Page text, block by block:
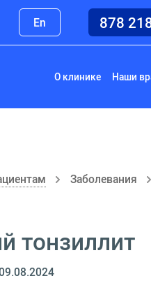
En 878
О клинике Наши
Заболевания
тонзиллит